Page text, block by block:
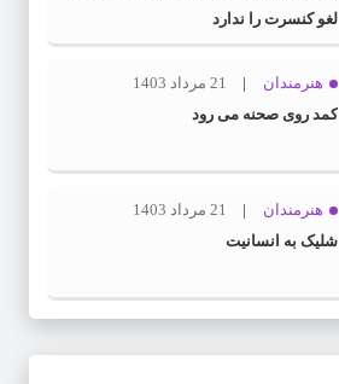
لغو کنسرت را ندارد
هنرمندان
21 مرداد 1403
کمد روی صحنه می رود
هنرمندان
21 مرداد 1403
شلیک به انسانیت